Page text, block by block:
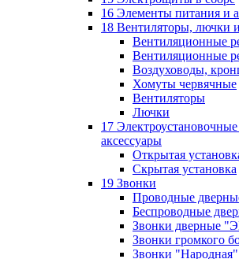
16 Элементы питания и
18 Вентиляторы, лючки
Вентиляционные
Вентиляционные
Воздуховоды,
Хомуты червячные
Вентиляторы
Лючки
17
аксессуары
Открытая
Скрытая установка
19 Звонки
Проводные
Беспроводные
Звонки дверные
Звонки громкого
Звонки "Народная"